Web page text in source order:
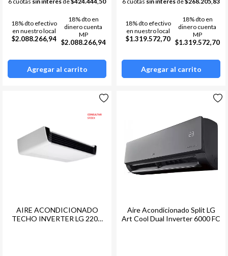
18% dto efectivo
en nuestro local
$2.088.266,94
18% dto en
dinero cuenta
MP
$2.088.266,94
Agregar al carrito
18% dto efectivo
en nuestro local
$1.319.572,70
18% dto en
dinero cuenta
MP
$1.319.572,70
Agregar al carrito
AIRE ACONDICIONADO
TECHO INVERTER LG 220V
Aire Acondicionado Split LG
Art Cool Dual Inverter 6000 FC